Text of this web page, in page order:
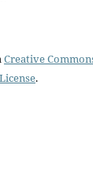
Creative
.